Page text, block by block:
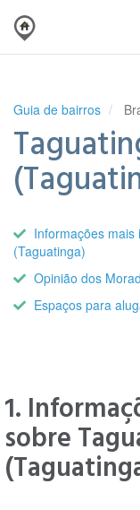
Guia de bairros
Informações mais
(Taguatinga)
Opinião dos
Espaços para
1.
sobre